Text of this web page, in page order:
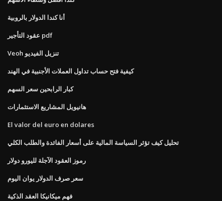
أنا كندا الدولار بالروبية
عقود التأجير pdf
Veoh تنزيل الفيديو
كيفية فتح حساب تداول العملات الأجنبية في الهند
كبار الرابحين سعر السهم
هانيويل المشاريع الاستثمارات
El valor del euro en dolares
تحليل كيف تؤثر السياسة المالية على أسعار الفائدة والطلب الكلي
رموز العقود الآجلة لليورو دولار
سعر صرف الدولار يوان اليوم
فهم ميكانيكا العقد الذكية